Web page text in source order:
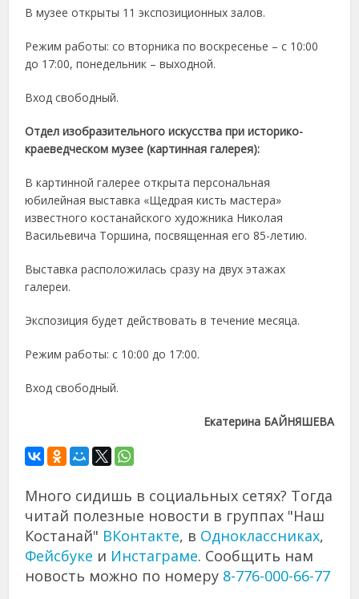
В музее открыты 11 экспозиционных залов.
Режим работы: со вторника по воскресенье – с 10:00
до 17:00, понедельник – выходной.
Вход свободный.
Отдел изобразительного искусства при историко-
краеведческом музее (картинная галерея):
В картинной галерее открыта персональная
юбилейная выставка «Щедрая кисть мастера»
известного костанайского художника Николая
Васильевича Торшина, посвященная его 85-летию.
Выставка расположилась сразу на двух этажах
галереи.
Экспозиция будет действовать в течение месяца.
Режим работы: с 10:00 до 17:00.
Вход свободный.
Екатерина БАЙНЯШЕВА
Много сидишь в социальных сетях? Тогда
читай полезные новости в группах "Наш
Костанай" ВКонтакте, в Одноклассниках,
Фейсбуке и Инстаграме. Сообщить нам
новость можно по номеру 8-776-000-66-77